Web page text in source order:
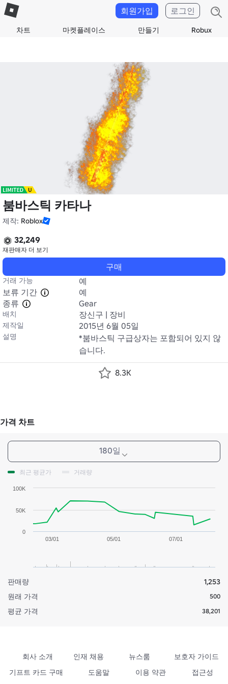
차트 마켓플레이스 만들기 Robux
회원가입 로그인
붐바스틱 카타나
제작: Roblox
32,249
재판매자 더 보기
구매
거래 가능
예
보류 기간
예
종류
Gear
배치 장신구 | 장비
제작일 2015년 6월 05일
설명
*붐바스틱 구급상자는 포함되어 있지 않
습니다.
8.3K
가격 차트
180일
최근 평균가 거래량
03/01 05/01 07/01
0
50K
100K
판매량
1,253
원래 가격
500
평균 가격 38,201
회사 소개 인재 채용 뉴스룸
보호자 가이드
기프트 카드 구매
도움말 이용 약관
접근성